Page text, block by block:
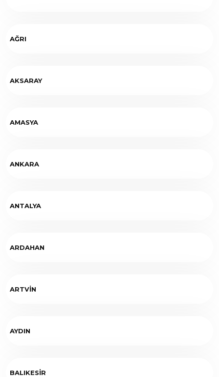
AĞRI
AKSARAY
AMASYA
ANKARA
ANTALYA
ARDAHAN
ARTVİN
AYDIN
BALIKESİR